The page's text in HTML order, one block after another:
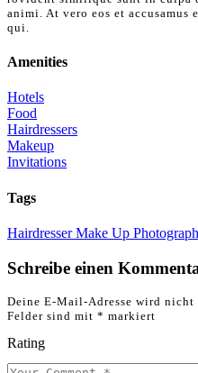
animi. At vero eos et
qui.
Amenities
Hotels
Food
Hairdressers
Makeup
Invitations
Tags
Hairdresser Make Up
Schreibe einen
Deine E-Mail-Adresse wird
Felder sind mit * markiert
Rating